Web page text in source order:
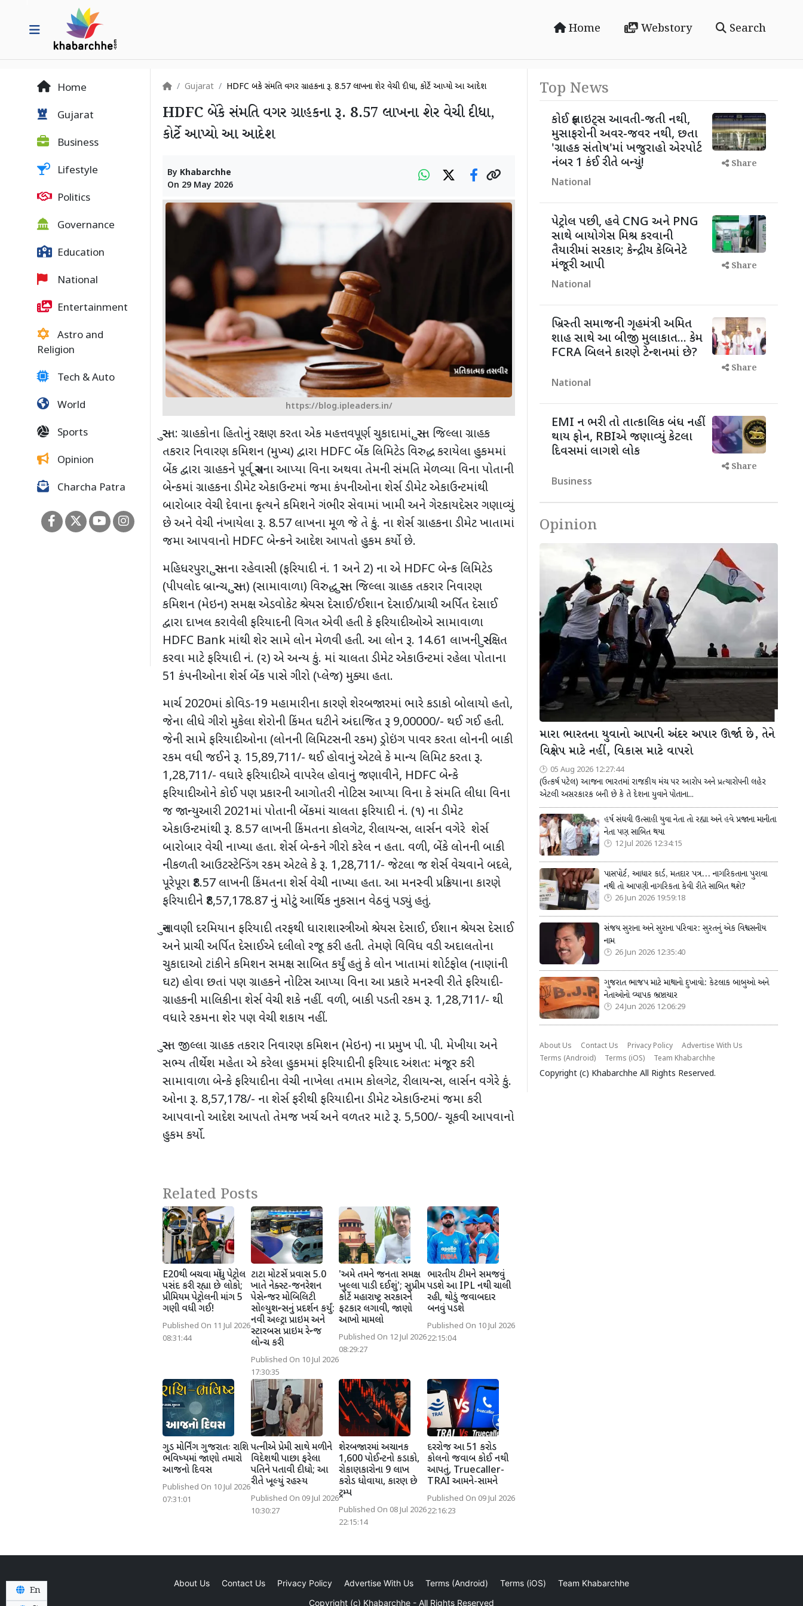
Home Webstory Search
Home
Gujarat
Business
Lifestyle
Politics
Governance
Education
National
Entertainment
Astro and
Religion
Tech & Auto
World
Sports
Opinion
Charcha Patra
Gujarat HDFC બેંકે સંમતિ વગર ગ્રાહકના રૂ. 8.57 લાખના શેર વેચી દીધા, કોર્ટે આપ્યો આ આદેશ
HDFC બેંકે સંમતિ વગર ગ્રાહકના રૂ. 8.57 લાખના શેર વેચી દીધા,
કોર્ટે આપ્યો આ આદેશ
By Khabarchhe
On 29 May 2026
https://blog.ipleaders.in/
સુરત: ગ્રાહકોના હિતોનું રક્ષણ કરતા એક મહત્તવપૂર્ણ ચુકાદામાં, સુરત જિલ્લા ગ્રાહક
તકરાર નિવારણ કમિશન (મુખ્ય) દ્વારા HDFC બેંક લિમિટેડ વિરુદ્ધ કરાયેલા હુકમમાં
બેંક દ્વારા ગ્રાહકને પૂર્વ સૂચના આપ્યા વિના અથવા તેમની સંમતિ મેળવ્યા વિના પોતાની
બેન્કમાં ગ્રાહકના ડીમેટ એકાઉન્ટમાં જમા કંપનીઓના શેર્સ ડીમેટ એકાઉન્ટમાંથી
બારોબાર વેચી દેવાના કૃત્યને કમિશને ગંભીર સેવામાં ખામી અને ગેરકાયદેસર ગણાવ્યું
છે અને વેચી નંખાયેલા રૂ. 8.57 લાખના મૂળ જે તે કું. ના શેર્સ ગ્રાહકના ડીમેટ ખાતામાં
જમા આપવાનો HDFC બેન્કને આદેશ આપતો હુકમ કર્યો છે.
મહિધરપુરા, સુરતના રહેવાસી (ફરિયાદી નં. 1 અને 2) ના એ HDFC બેન્ક લિમિટેડ
(પીપલોદ બ્રાન્ચ, સુરત) (સામાવાળા) વિરુદ્ધ સુરત જિલ્લા ગ્રાહક તકરાર નિવારણ
કમિશન (મેઇન) સમક્ષ એડવોકેટ શ્રેયસ દેસાઈ/ઈશાન દેસાઈ/પ્રાચી અર્પિત દેસાઈ
દ્વારા દાખલ કરાવેલી ફરિયાદની વિગત એવી હતી કે ફરિયાદીઓએ સામાવાળા
HDFC Bank માંથી શેર સામે લોન મેળવી હતી. આ લોન રૂ. 14.61 લાખની સુરક્ષિત
કરવા માટે ફરિયાદી નં. (૨) એ અન્ય કું. માં ચાલતા ડીમેટ એકાઉન્ટમાં રહેલા પોતાના
51 કંપનીઓના શેર્સ બેંક પાસે ગીરો (પ્લેજ) મુક્યા હતા.
માર્ચ 2020માં કોવિડ-19 મહામારીના કારણે શેરબજારમાં ભારે કડાકો બોલાયો હતો,
જેના લીધે ગીરો મુકેલા શેરોની કિંમત ઘટીને અંદાજિત રૂ 9,00000/- થઈ ગઈ હતી.
જેની સામે ફરિયાદીઓના (લોનની લિમિટસની રકમ) ડ્રોઇંગ પાવર કરતા લોનની બાકી
રકમ વધી જઈને રૂ. 15,89,711/- થઈ હોવાનું એટલે કે માન્ય લિમિટ કરતા રૂ.
1,28,711/- વધારે ફરિયાદીએ વાપરેલ હોવાનું જણાવીને, HDFC બેન્કે
ફરિયાદીઓને કોઈ પણ પ્રકારની આગોતરી નોટિસ આપ્યા વિના કે સંમતિ લીધા વિના
જ જાન્યુઆરી 2021માં પોતાની બેંકમાં ચાલતા ફરિયાદી નં. (૧) ના ડીમેટ
એકાઉન્ટમાંથી રૂ. 8.57 લાખની કિંમતના કોલગેટ, રીલાયન્સ, લાર્સન વગેરે શેર્સ
બારોબાર વેચી નાખ્યા હતા. શેર્સ બેન્કને ગીરો કરેલ ન હતા. વળી, બેંકે લોનની બાકી
નીકળતી આઉટસ્ટેન્ડિંગ રકમ એટલે કે રૂ. 1,28,711/- જેટલા જ શેર્સ વેચવાને બદલે,
પૂરેપૂરા ₹8.57 લાખની કિંમતના શેર્સ વેચી નાખ્યા હતા. આ મનસ્વી પ્રક્રિયાના કારણે
ફરિયાદીને ₹8,57,178.87 નું મોટું આર્થિક નુકસાન વેઠવું પડ્યું હતું.
સુનાવણી દરમિયાન ફરિયાદી તરફથી ધારાશાસ્ત્રીઓ શ્રેયસ દેસાઈ, ઈશાન શ્રેયસ દેસાઈ
અને પ્રાચી અર્પિત દેસાઈએ દલીલો રજૂ કરી હતી. તેમણે વિવિધ વડી અદાલતોના
ચુકાદાઓ ટાંકીને કમિશન સમક્ષ સાબિત કર્યું હતું કે લોન ખાતામાં શોર્ટફોલ (નાણાંની
ઘટ) હોવા છતાં પણ ગ્રાહકને નોટિસ આપ્યા વિના આ પ્રકારે મનસ્વી રીતે ફરિયાદી-
ગ્રાહકની માલિકીના શેર્સ વેચી શકે નહીં. વળી, બાકી પડતી રકમ રૂ. 1,28,711/- થી
વધારે રકમના શેર પણ વેચી શકાય નહીં.
સુરત જીલ્લા ગ્રાહક તકરાર નિવારણ કમિશન (મેઇન) ના પ્રમુખ પી. પી. મેખીયા અને
સભ્ય તીર્થેશ મહેતા એ કરેલા હુકમમાં ફરિયાદીની ફરિયાદ અંશત: મંજૂર કરી
સામાવાળા બેન્કે ફરિયાદીના વેચી નાખેલા તમામ કોલગેટ, રીલાયન્સ, લાર્સન વગેરે કું.
ઓના રૂ. 8,57,178/- ના શેર્સ ફરીથી ફરિયાદીના ડીમેટ એકાઉન્ટમાં જમા કરી
આપવાનો આદેશ આપતો તેમજ ખર્ચ અને વળતર માટે રૂ. 5,500/- ચૂકવી આપવાનો
હુકમ કર્યો.
Related Posts
E20થી બચવા મોંઘુ પેટ્રોલ
પસંદ કરી રહ્યા છે લોકો;
પ્રીમિયમ પેટ્રોલની માંગ 5
ગણી વધી ગઈ!
Published On 11 Jul 2026
08:31:44
ટાટા મોટર્સે પ્રવાસ 5.0
ખાતે નેક્સ્ટ-જનરેશન
પેસેન્જર મોબિલિટી
સોલ્યુશન્સનું પ્રદર્શન કર્યું:
નવી અલ્ટ્રા પ્રાઇમ અને
સ્ટારબસ પ્રાઇમ રેન્જ
લોન્ચ કરી
Published On 10 Jul 2026
17:30:35
'અમે તમને જનતા સમક્ષ
ખુલ્લા પાડી દઈશું'; સુપ્રીમ
કોર્ટે મહારાષ્ટ્ર સરકારને
ફટકાર લગાવી, જાણો
આખો મામલો
Published On 12 Jul 2026
08:29:27
ભારતીય ટીમને સમજવું
પડશે આ IPL નથી ચાલી
રહી, થોડું જવાબદાર
બનવું પડશે
Published On 10 Jul 2026
22:15:04
ગુડ મોર્નિંગ ગુજરાતઃ રાશિ
ભવિષ્યમાં જાણો તમારો
આજનો દિવસ
Published On 10 Jul 2026
07:31:01
પત્નીએ પ્રેમી સાથે મળીને
વિદેશથી પાછા ફરેલા
પતિને પતાવી દીધો; આ
રીતે ખૂલ્યું રહસ્ય
Published On 09 Jul 2026
10:30:27
શેરબજારમાં અચાનક
1,600 પોઈન્ટનો કડાકો,
રોકાણકારોના 9 લાખ
કરોડ ધોવાયા, કારણ છે
ટ્રમ્પ
Published On 08 Jul 2026
22:15:14
દરરોજ આ 51 કરોડ
કોલનો જવાબ કોઈ નથી
આપતું, Truecaller-
TRAI આમને-સામને
Published On 09 Jul 2026
22:16:23
Top News
કોઈ ફ્લાઇટ્સ આવતી-જતી નથી,
મુસાફરોની અવર-જવર નથી, છતા
'ગ્રાહક સંતોષ'માં ખજુરાહો એરપોર્ટ
નંબર 1 કંઈ રીતે બન્યું!
National
Share
પેટ્રોલ પછી, હવે CNG અને PNG
સાથે બાયોગેસ મિશ્ર કરવાની
તૈયારીમાં સરકાર; કેન્દ્રીય કેબિનેટે
મંજૂરી આપી
National
Share
ખ્રિસ્તી સમાજની ગૃહમંત્રી અમિત
શાહ સાથે આ બીજી મુલાકાત... કેમ
FCRA બિલને કારણે ટેન્શનમાં છે?
National
Share
EMI ન ભરી તો તાત્કાલિક બંધ નહીં
થાય ફોન, RBIએ જણાવ્યું કેટલા
દિવસમાં લાગશે લોક
Business
Share
Opinion
મારા ભારતના યુવાનો આપની અંદર અપાર ઊર્જા છે, તેને
વિક્ષેપ માટે નહીં, વિકાસ માટે વાપરો
05 Aug 2026 12:27:44
(ઉત્કર્ષ પટેલ) આજના ભારતમાં રાજકીય મંચ પર આરોપ અને પ્રત્યારોપની લહેર
એટલી અસરકારક બની છે કે તે દેશના યુવાને પોતાના...
હર્ષ સંઘવી ઉત્સાહી યુવા નેતા તો રહ્યા અને હવે પ્રજાના માનીતા
નેતા પણ સાબિત થયા
12 Jul 2026 12:34:15
પાસપોર્ટ, આધાર કાર્ડ, મતદાર પત્ર... નાગરિકતાના પુરાવા
નથી તો આપણી નાગરિકતા કેવી રીતે સાબિત થશે?
26 Jun 2026 19:59:18
સંજય સુરાના અને સુરાના પરિવાર: સુરતનું એક વિશ્વસનીય
નામ
26 Jun 2026 12:35:40
ગુજરાત ભાજપ માટે માથાનો દુખાવો: કેટલાક બાબુઓ અને
નેતાઓનો વ્યાપક ભ્રષ્ટાચાર
24 Jun 2026 12:06:29
About Us Contact Us Privacy Policy
Advertise With Us
Terms (Android)
Terms (iOS) Team Khabarchhe
Copyright (c) Khabarchhe All Rights Reserved.
About Us Contact Us Privacy Policy Advertise With Us Terms (Android) Terms (iOS)
Team Khabarchhe
Copyright (c) Khabarchhe - All Rights Reserved
En